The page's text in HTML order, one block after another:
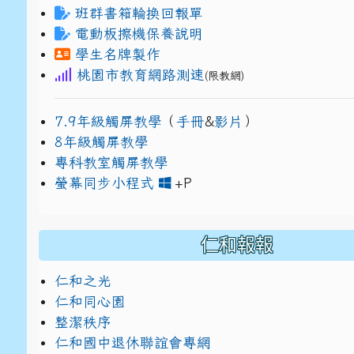
班群書箱輪換回報單
電動板擦機保養說明
學生名牌製作
桃園市教育網路測速 (限教網)
7.9年級觸屏教學 （ 手冊&影片 ）
8年級觸屏教學
專科教室觸屏教學
螢幕同步小程式
+Plink to https://
link to https://
仁和報報
仁和之光
仁和同心園
整潔秩序
仁和國中退休聯誼會專網